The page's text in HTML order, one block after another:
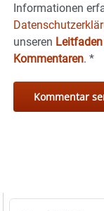
Informationen
unseren
Kommentaren. *